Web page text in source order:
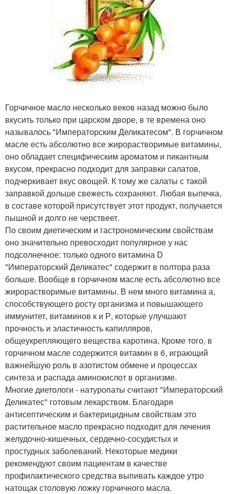
Горчичное масло несколько веков назад можно было
вкусить только при царском дворе, в те времена оно
называлось "Императорским Деликатесом". В горчичном
масле есть абсолютно все жирорастворимые витамины,
оно обладает специфическим ароматом и пикантным
вкусом, прекрасно подходит для заправки салатов,
подчеркивает вкус овощей. К тому же салаты с такой
заправкой дольше свежесть сохраняют. Любая выпечка,
в составе которой присутствует этот продукт, получается
пышной и долго не черствеет.
По своим диетическим и гастрономическим свойствам
оно значительно превосходит популярное у нас
подсолнечное: только одного витамина D
"Императорский Деликатес" содержит в полтора раза
больше. Вообще в горчичном масле есть абсолютно все
жирорастворимые витамины. В нем много витамина а,
способствующего росту организма и повышающего
иммунитет, витаминов к и Р, которые улучшают
прочность и эластичность капилляров,
общеукрепляющего вещества каротина. Кроме того, в
горчичном масле содержится витамин в 6, играющий
важнейшую роль в азотистом обмене и процессах
синтеза и распада аминокислот в организме.
Многие диетологи - натуропаты считают "Императорский
Деликатес" готовым лекарством. Благодаря
антисептическим и бактерицидным свойствам это
растительное масло прекрасно подходит для лечения
желудочно-кишечных, сердечно-сосудистых и
простудных заболеваний. Некоторые медики
рекомендуют своим пациентам в качестве
профилактического средства выпивать каждое утро
натощак столовую ложку горчичного масла.